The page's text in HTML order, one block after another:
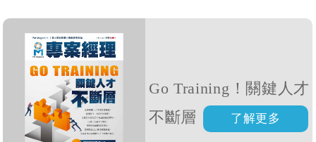
Go Training！關鍵人才
不斷層